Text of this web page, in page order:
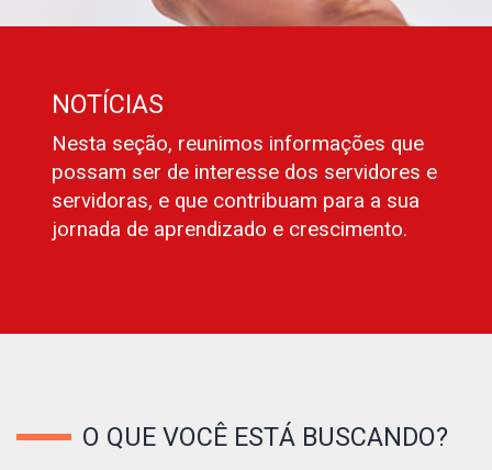
NOTÍCIAS
Nesta seção, reunimos informações que
possam ser de interesse dos servidores e
servidoras, e que contribuam para a sua
jornada de aprendizado e crescimento.
O QUE VOCÊ ESTÁ BUSCANDO?